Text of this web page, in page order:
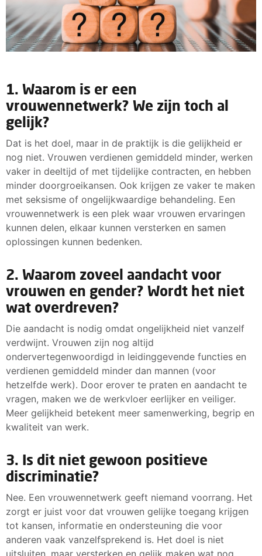
1. Waarom is er een
vrouwennetwerk? We zijn toch al
gelijk?
Dat is het doel, maar in de praktijk is die gelijkheid er
nog niet. Vrouwen verdienen gemiddeld minder, werken
vaker in deeltijd of met tijdelijke contracten, en hebben
minder doorgroeikansen. Ook krijgen ze vaker te maken
met seksisme of ongelijkwaardige behandeling. Een
vrouwennetwerk is een plek waar vrouwen ervaringen
kunnen delen, elkaar kunnen versterken en samen
oplossingen kunnen bedenken.
2. Waarom zoveel aandacht voor
vrouwen en gender? Wordt het niet
wat overdreven?
Die aandacht is nodig omdat ongelijkheid niet vanzelf
verdwijnt. Vrouwen zijn nog altijd
ondervertegenwoordigd in leidinggevende functies en
verdienen gemiddeld minder dan mannen (voor
hetzelfde werk). Door erover te praten en aandacht te
vragen, maken we de werkvloer eerlijker en veiliger.
Meer gelijkheid betekent meer samenwerking, begrip en
kwaliteit van werk.
3. Is dit niet gewoon positieve
discriminatie?
Nee. Een vrouwennetwerk geeft niemand voorrang. Het
zorgt er juist voor dat vrouwen gelijke toegang krijgen
tot kansen, informatie en ondersteuning die voor
anderen vaak vanzelfsprekend is. Het doel is niet